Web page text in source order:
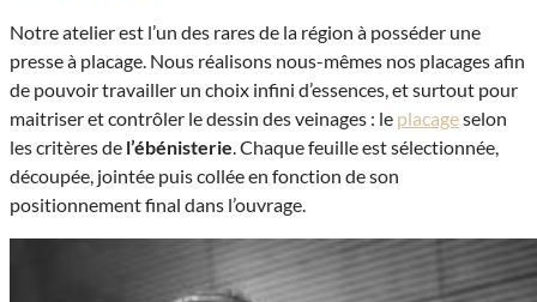
Notre atelier est l’un des rares de la région à posséder une
presse à placage. Nous réalisons nous-mêmes nos placages afin
de pouvoir travailler un choix infini d’essences, et surtout pour
maitriser et contrôler le dessin des veinages : le placageselon
les critères de l’ébénisterie. Chaque feuille est sélectionnée,
découpée, jointée puis collée en fonction de son
positionnement final dans l’ouvrage.